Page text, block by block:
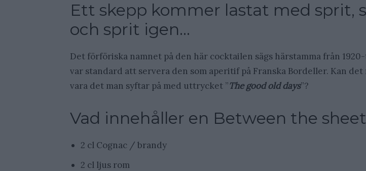
Ett skepp kommer lastat med sprit,
och sprit igen…
Det förföriska namnet på den här cocktailen sägs härstamma från
var standard att servera den som aperitif på Franska Bordeller. Kan det
vara det man syftar på med uttrycket ”The good old days”?
Vad innehåller en Between the
2 cl Cognac / brandy
2 cl ljus rom